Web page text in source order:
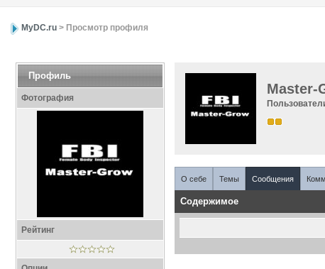
MyDC.ru > Просмотр профиля
Профиль
Фотография
Рейтинг
Master-
О себе Темы Сообщения
Содержимое